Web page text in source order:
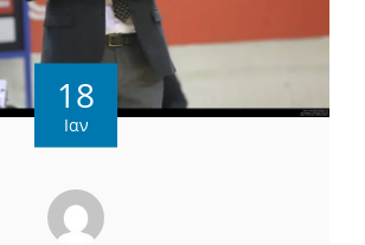
18
Ιαν